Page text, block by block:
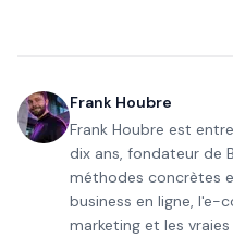
Frank Houbre
Frank Houbre est
dix ans, fondateur de
méthodes concrètes
business en ligne, l'e-
marketing et les